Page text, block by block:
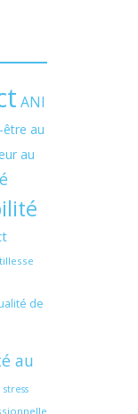
ANI
être au
au
de
au
stress